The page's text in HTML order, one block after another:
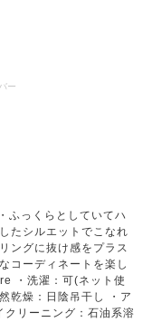
ー
ふっくらとしていてハ
たシルエットでこなれ
ングに抜け感をプラス
コーディネートを楽し
・洗濯：可(ネット使
乾燥：日陰吊干し ・ア
リーニング：石油系溶